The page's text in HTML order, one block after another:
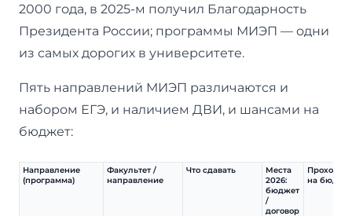
2000 года, в 2025-м получил Благодарность
Президента России; программы МИЭП — одни
из самых дорогих в университете.
Пять направлений МИЭП различаются и
набором ЕГЭ, и наличием ДВИ, и шансами на
бюджет:
Направление
(программа)
Факультет /
направление
Что сдавать
Места
2026:
бюджет
/
договор
на